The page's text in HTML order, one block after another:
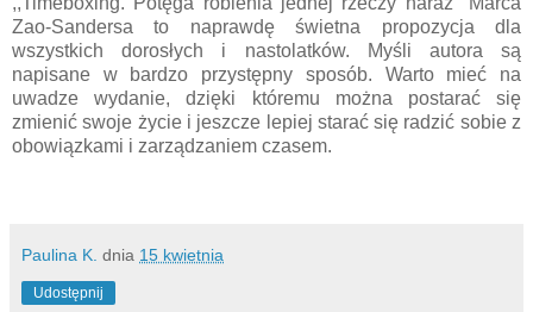
Zao-Sandersa to naprawdę świetna propozycja dla
wszystkich dorosłych i nastolatków. Myśli autora są
napisane w bardzo przystępny sposób. Warto mieć na
uwadze wydanie, dzięki któremu można postarać się
zmienić swoje życie i jeszcze lepiej starać się radzić sobie z
obowiązkami i zarządzaniem czasem.
Paulina K. dnia 15 kwietnia
Udostępnij